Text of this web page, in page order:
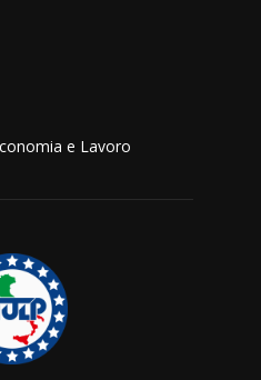
e Lavoro